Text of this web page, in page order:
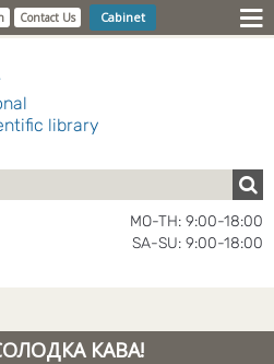
Contact Us Cabinet
library
MO-TH: 9:00-18:00
SA-SU: 9:00-18:00
КАВА!